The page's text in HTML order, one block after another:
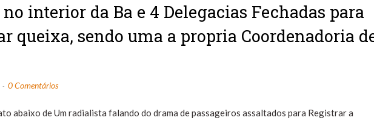
interior da Ba e 4 Delegacias Fechadas para
queixa, sendo uma a propria Coordenadoria
0 Comentários
abaixo de Um radialista falando do drama de passageiros assaltados para Registrar a